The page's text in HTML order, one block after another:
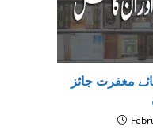
مغفرت جائز